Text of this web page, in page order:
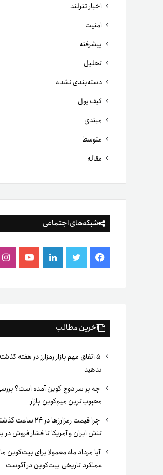
اخبار تترلند
امنیت
پیشرفته
تحلیل
دسته‌بندی نشده
کیف پول
مبتدی
متوسط
مقاله
شبکه‌های اجتماعی
فیس
بوک
توییتر لینکدینیوتیوب
آخرین مطالب
۵ اتفاق مهم بازار رمزارز در هفته
بدهید
چه بر سر دوج کوین آمده است؟
محبوب‌ترین میم‌کوین بازار
چرا قیمت رمزارزها
تنش ایران و آمریکا تا فشار فروش در
آیا مرداد ماه معمولا برای بیت‌کوین
عملکرد تاریخی بیت‌کوین در آگوست